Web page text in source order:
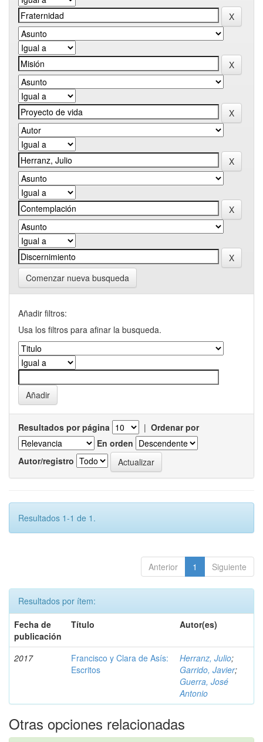
Comenzar nueva busqueda
Añadir filtros:
Usa los filtros para afinar la busqueda.
Resultados por página | Ordenar por
En orden
Autor/registro
Resultados 1-1 de 1.
Anterior 1 Siguiente
Resultados por ítem:
Fecha de
publicación
Título Autor(es)
2017
Francisco y Clara de Asís:
Escritos
Herranz, Julio;
Garrido, Javier;
Guerra, José
Antonio
Otras opciones relacionadas